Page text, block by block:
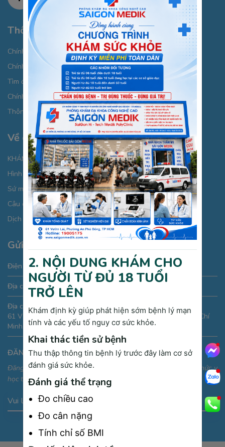
Thông tin cần biết
Chính sách bảo mật thông tin cá nhân
Chính sách thanh toán
Tìm đường đi
Chính sách Cookies
Thông báo xử lý dữ liệu cá nhân
Về chúng tôi
KHÁM BỆNH CHỌN GÓI
Hình ảnh giới thiệu
Sứ mệnh chăm sóc từ cái “Tâm”
Câu chuyện thương hiệu
Dịch vụ phòng khám đa khoa
Gửi thông tin liên hệ
Điện thoại: 19005175
Địa chỉ Email: phongkham@saigonmedik.com
Địa chỉ:
61 Vườn Lài, phường An Phú Đông, Quận 12, Thành phố Hồ Chí
Minh, Việt Nam
ĐĂNG KÝ NHẬN THÔNG TIN
Đăng ký để nhận thông tin ưu đãi, sự kiện và cập nhật kiến thức y
học thường thức
Vui lòng nhập địa chỉ Email
2. NỘI DUNG KHÁM CHO
NGƯỜI TỪ ĐỦ 18 TUỔI
TRỞ LÊN
Khám định kỳ giúp phát hiện sớm bệnh lý mạn
tính và các yếu tố nguy cơ sức khỏe.
Khai thác tiền sử bệnh
Thu thập thông tin bệnh lý trước đây làm cơ sở
đánh giá sức khỏe.
Đánh giá thể trạng
Đo chiều cao
Đo cân nặng
Tính chỉ số BMI